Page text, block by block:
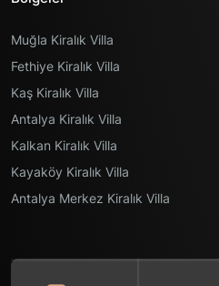
Muğla Kiralık Villa
Fethiye Kiralık Villa
Kaş Kiralık Villa
Antalya Kiralık Villa
Kalkan Kiralık Villa
Kayaköy Kiralık Villa
Antalya Merkez Kiralık Villa